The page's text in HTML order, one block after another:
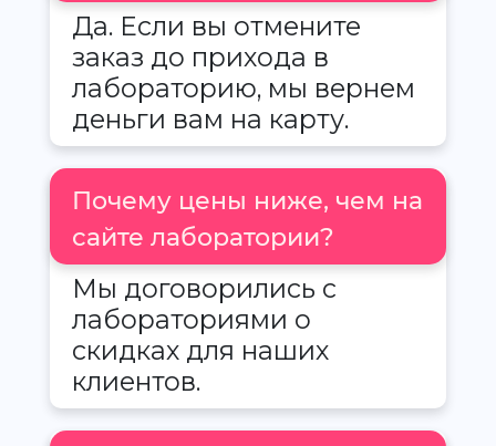
Да. Если вы отмените
заказ до прихода в
лабораторию, мы вернем
деньги вам на карту.
Почему цены ниже, чем на
сайте лаборатории?
Мы договорились с
лабораториями о
скидках для наших
клиентов.